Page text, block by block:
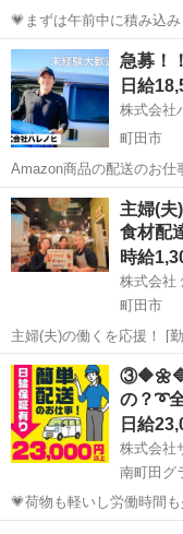
💗まずは午前中に積み込みして～😄 💗💗12時～15
休憩～🎵 💗💗💗15時から19時くらいまで配送して業務終了～😄 こ～
東京 町田市 町田駅
急募！
日給
株式会社
町田市
Amazon商品の配送のお仕事です！ ネット注文された
（軽自動車）でお客様宅へ配送し
め、対面対応は少なめで
い方でも安心して配送で
東京 町田市 配送
主婦(夫
食材配
時給
株式会社
町田市
主婦(夫)の働くを応援！ [勤務日数]： 週2日~
10:00~14:00/09:00~15:00/
東京 町田市 配送
の？➰
日給
株式会社
南町田グ
💗荷物も軽いし労働時間も少
拠店に営業車で直行直帰❗️ 実働６時間の仕事ってこんな感じですよ😄